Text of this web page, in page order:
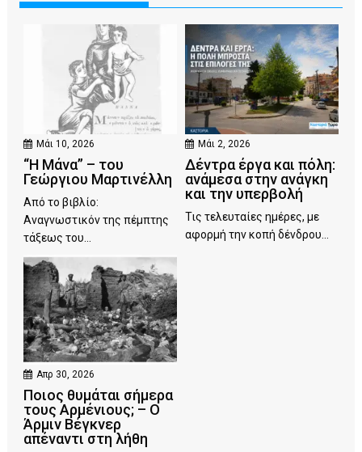
Μάι 10, 2026
“Η Μάνα” – του
Γεώργιου Μαρτινέλλη
Από το βιβλίο:
Αναγνωστικόν της πέμπτης
τάξεως του...
Μάι 2, 2026
Δέντρα έργα και πόλη:
ανάμεσα στην ανάγκη
και την υπερβολή
Τις τελευταίες ημέρες, με
αφορμή την κοπή δένδρου...
Απρ 30, 2026
Ποιος θυμάται σήμερα
τους Αρμένιους; – Ο
Άρμιν Βέγκνερ
απέναντι στη λήθη